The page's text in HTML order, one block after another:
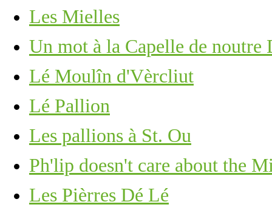
Les Mielles
Un mot à la Capelle de noutre
Lé Moulîn d'Vèrcliut
Lé Pallion
Les pallions à St. Ou
Ph'lip doesn't care about the
Les Pièrres Dé Lé